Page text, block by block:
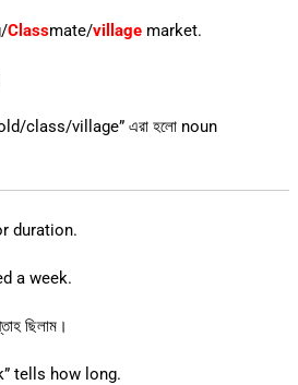
Classmate/villagemarket.
class/village” এরা হলো noun
duration.
a week.
ছিলাম।
tells how long.